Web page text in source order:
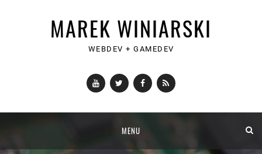
MAREK WINIARSKI
WEBDEV + GAMEDEV
YouTubeTwitterFacebook
RSS
content
MENU